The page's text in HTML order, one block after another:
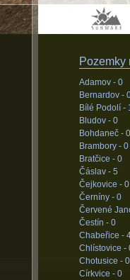
Pozemky
Adamov - 0
Bernardov -
Bílé Podolí -
Bludov - 0
Bohdaneč - 0
Brambory - 0
Bratčice - 0
Čáslav - 5
Čejkovice - 0
Černíny - 0
Červené
Čestín - 0
Chabeřice -
Chlístovice -
Chotusice - 0
Církvice - 0